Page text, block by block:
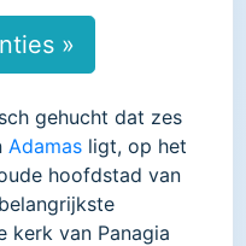
»
gehucht dat zes
Adamas ligt, op het
hoofdstad van
kerk van Panagia